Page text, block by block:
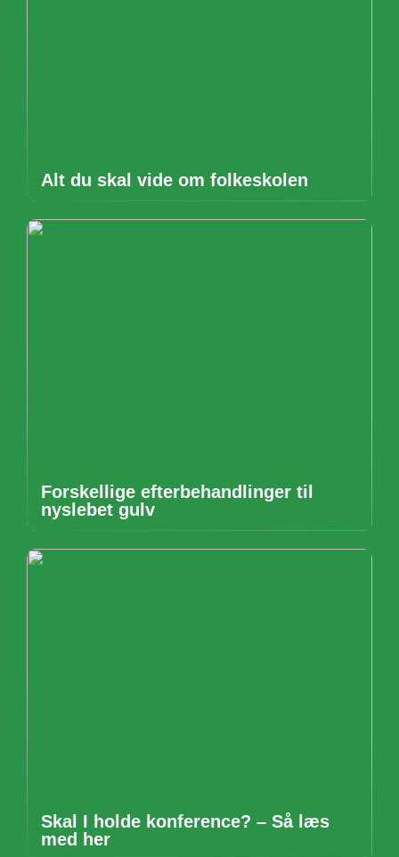
Alt du skal vide om folkeskolen
Forskellige efterbehandlinger til
nyslebet gulv
Skal I holde konference? – Så læs
med her